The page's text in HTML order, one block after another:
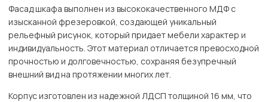
Фасад шкафа выполнен из высококачественного МДФ с
изысканной фрезеровкой, создающей уникальный
рельефный рисунок, который придает мебели характер и
индивидуальность. Этот материал отличается превосходной
прочностью и долговечностью, сохраняя безупречный
внешний вид на протяжении многих лет.
Корпус изготовлен из надежной ЛДСП толщиной 16 мм, что